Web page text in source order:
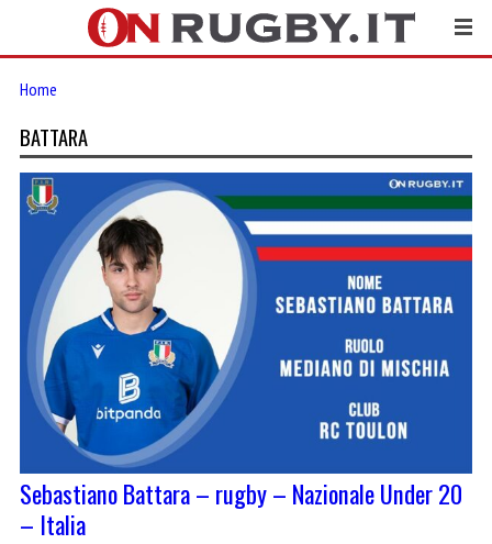
Home
BATTARA
Sebastiano Battara – rugby – Nazionale Under 20
– Italia